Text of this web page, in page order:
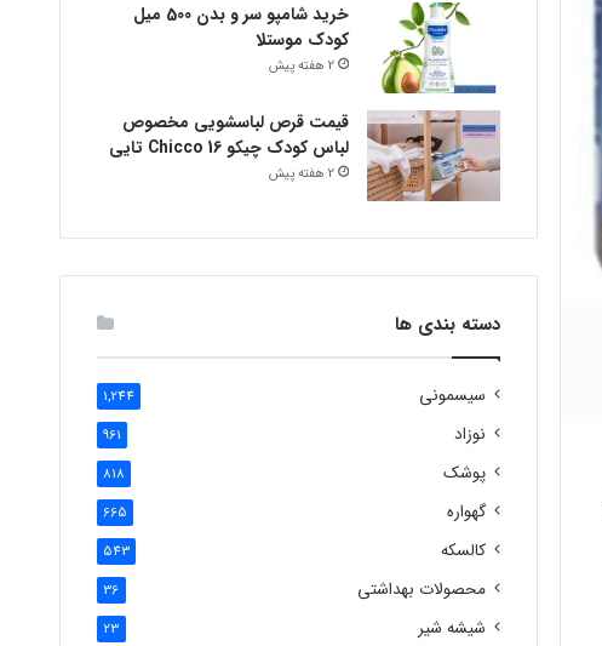
خرید شامپو سر و بدن 500 میل
کودک موستلا
2 هفته پیش
قیمت قرص لباسشویی مخصوص
لباس کودک چیکو Chicco 16 تایی
2 هفته پیش
دسته بندی ها
سیسمونی 1,244
نوزاد 961
پوشک 818
گهواره 665
کالسکه 543
محصولات بهداشتی 36
شیشه شیر 23